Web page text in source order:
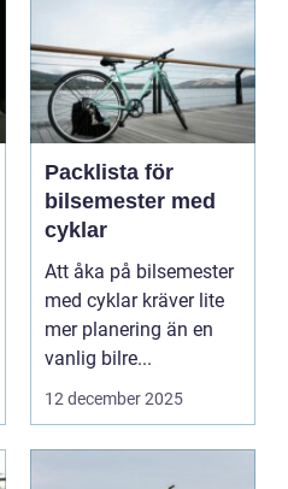
Packlista för
bilsemester med
cyklar
Att åka på bilsemester
med cyklar kräver lite
mer planering än en
vanlig bilre...
12 december 2025